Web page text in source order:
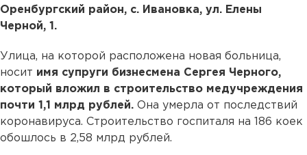
Оренбургский район, с. Ивановка, ул. Елены
Черной, 1.
Улица, на которой расположена новая больница,
носит имя супруги бизнесмена Сергея Черного,
который вложил в строительство медучреждения
почти 1,1 млрд рублей. Она умерла от последствий
коронавируса. Строительство госпиталя на 186 коек
обошлось в 2,58 млрд рублей.